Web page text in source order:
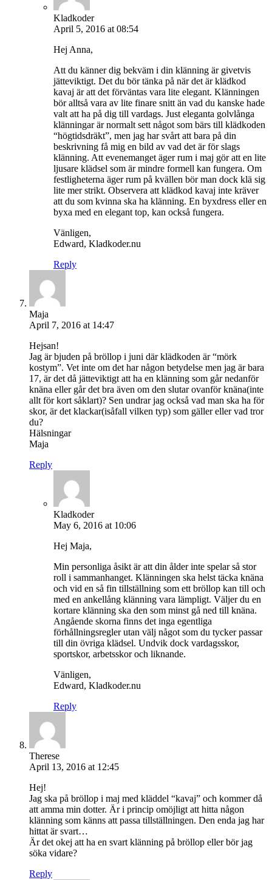
Kladkoder
April 5, 2016 at 08:54
Hej Anna,
Att du känner dig bekväm i din klänning är givetvis
jätteviktigt. Det du bör tänka på när det är klädkod
kavaj är att det förväntas vara lite elegant. Klänningen
bör alltså vara av lite finare snitt än vad du kanske hade
valt att ha på dig till vardags. Just eleganta golvlånga
klänningar är normalt sett något som bärs till klädkoden
“högtidsdräkt”, men jag har svårt att bara på din
beskrivning få mig en bild av vad det är för slags
klänning. Att evenemanget äger rum i maj gör att en lite
ljusare klädsel som är mindre formell kan fungera. Om
festligheterna äger rum på kvällen bör man dock klä sig
lite mer strikt. Observera att klädkod kavaj inte kräver
att du som kvinna ska ha klänning. En byxdress eller en
byxa med en elegant top, kan också fungera.
Vänligen,
Edward, Kladkoder.nu
Reply
Maja
April 7, 2016 at 14:47
Hejsan!
Jag är bjuden på bröllop i juni där klädkoden är “mörk
kostym”. Vet inte om det har någon betydelse men jag är bara
17, är det då jätteviktigt att ha en klänning som går nedanför
knäna eller går det bra även om den slutar ovanför knäna(inte
allt för kort såklart)? Sen undrar jag också vad man ska ha för
skor, är det klackar(isåfall vilken typ) som gäller eller vad tror
du?
Hälsningar
Maja
Reply
Kladkoder
May 6, 2016 at 10:06
Hej Maja,
Min personliga åsikt är att din ålder inte spelar så stor
roll i sammanhanget. Klänningen ska helst täcka knäna
och vid en så fin tillställning som ett bröllop kan till och
med en ankellång klänning vara lämpligt. Väljer du en
kortare klänning ska den som minst gå ned till knäna.
Angående skorna finns det inga egentliga
förhållningsregler utan välj något som du tycker passar
till din övriga klädsel. Undvik dock vardagsskor,
sportskor, arbetsskor och liknande.
Vänligen,
Edward, Kladkoder.nu
Reply
Therese
April 13, 2016 at 12:45
Hej!
Jag ska på bröllop i maj med kläddel “kavaj” och kommer då
att amma min dotter. Är i princip omöjligt att hitta någon
klänning som känns att passa tillställningen. Den enda jag har
hittat är svart…
Är det okej att ha en svart klänning på bröllop eller bör jag
söka vidare?
Reply